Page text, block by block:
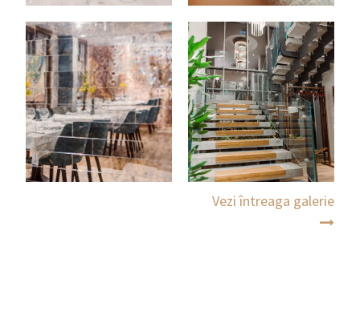
Vezi întreaga galerie